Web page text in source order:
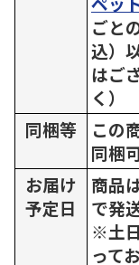
ごと
込）
はご
く）
同梱等
この
同梱
お届け
予定日
商品
で発
※土
って